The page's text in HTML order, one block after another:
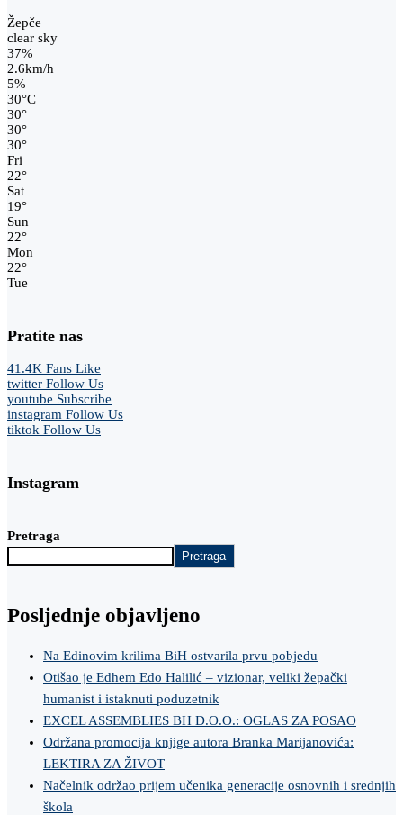
Žepče
clear sky
37%
2.6km/h
5%
30°C
30°
30°
30°
Fri
22°
Sat
19°
Sun
22°
Mon
22°
Tue
Pratite nas
41.4K Fans Like
twitter Follow Us
youtube Subscribe
instagram Follow Us
tiktok Follow Us
Instagram
Pretraga
Pretraga
Posljednje objavljeno
Na Edinovim krilima BiH ostvarila prvu pobjedu
Otišao je Edhem Edo Halilić – vizionar, veliki žepački
humanist i istaknuti poduzetnik
EXCEL ASSEMBLIES BH D.O.O.: OGLAS ZA POSAO
Održana promocija knjige autora Branka Marijanovića:
LEKTIRA ZA ŽIVOT
Načelnik održao prijem učenika generacije osnovnih i srednjih
škola